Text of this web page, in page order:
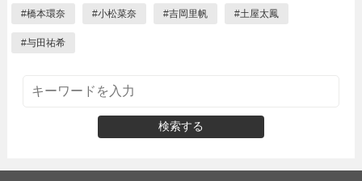
#橋本環奈 #小松菜奈 #吉岡里帆 #土屋太鳳
#与田祐希
検索する